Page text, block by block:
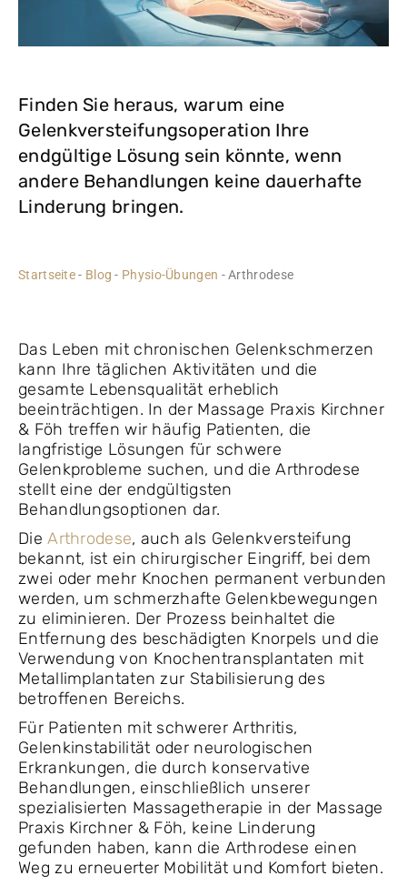
Finden Sie heraus, warum eine
Gelenkversteifungsoperation Ihre
endgültige Lösung sein könnte, wenn
andere Behandlungen keine dauerhafte
Linderung bringen.
Startseite- Blog - Physio-Übungen -Arthrodese
Das Leben mit chronischen Gelenkschmerzen
kann Ihre täglichen Aktivitäten und die
gesamte Lebensqualität erheblich
beeinträchtigen. In der Massage Praxis Kirchner
& Föh treffen wir häufig Patienten, die
langfristige Lösungen für schwere
Gelenkprobleme suchen, und die Arthrodese
stellt eine der endgültigsten
Behandlungsoptionen dar.
DieArthrodese, auch als Gelenkversteifung
bekannt, ist ein chirurgischer Eingriff, bei dem
zwei oder mehr Knochen permanent verbunden
werden, um schmerzhafte Gelenkbewegungen
zu eliminieren. Der Prozess beinhaltet die
Entfernung des beschädigten Knorpels und die
Verwendung von Knochentransplantaten mit
Metallimplantaten zur Stabilisierung des
betroffenen Bereichs.
Für Patienten mit schwerer Arthritis,
Gelenkinstabilität oder neurologischen
Erkrankungen, die durch konservative
Behandlungen, einschließlich unserer
spezialisierten Massagetherapie in der Massage
Praxis Kirchner & Föh, keine Linderung
gefunden haben, kann die Arthrodese einen
Weg zu erneuerter Mobilität und Komfort bieten.